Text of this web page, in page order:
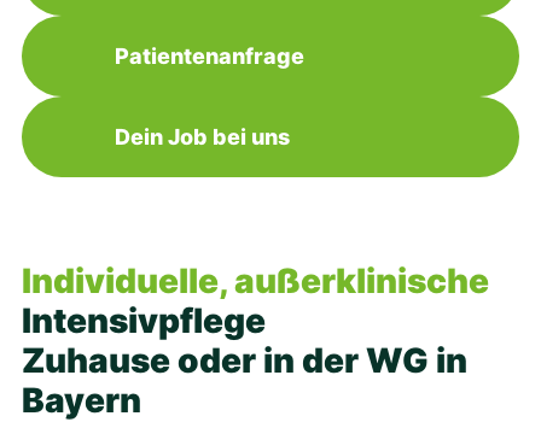
Patientenanfrage
Dein Job bei uns
Individuelle, außerklinische
Intensivpflege
Zuhause oder in der WG in
Bayern